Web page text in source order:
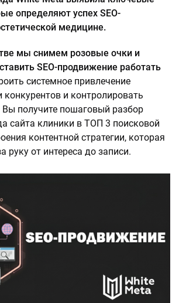
определяют успех SEO-
медицине.
мы снимем розовые очки и
SEO-продвижение работать
системное привлечение
конкурентов и контролировать
Вы получите пошаговый разбор
сайта клиники в ТОП 3 поисковой
контентной стратегии, которая
руку от интереса до записи.